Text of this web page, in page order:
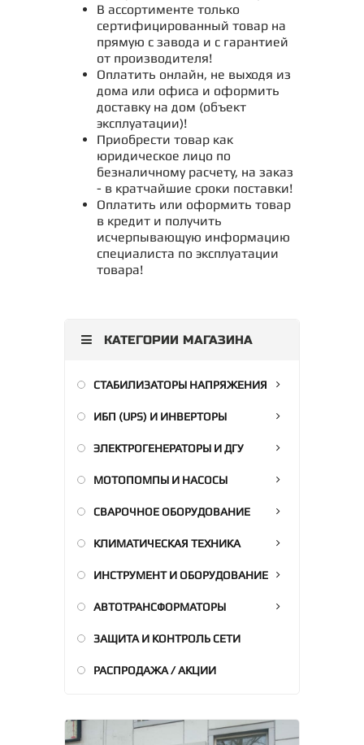
В ассортименте только
сертифицированный товар на
прямую с завода и с гарантией
от производителя!
Оплатить онлайн, не выходя из
дома или офиса и оформить
доставку на дом (объект
эксплуатации)!
Приобрести товар как
юридическое лицо по
безналичному расчету, на заказ
- в кратчайшие сроки поставки!
Оплатить или оформить товар
в кредит и получить
исчерпывающую информацию
специалиста по эксплуатации
товара!
КАТЕГОРИИ МАГАЗИНА
СТАБИЛИЗАТОРЫ НАПРЯЖЕНИЯ
ИБП (UPS) И ИНВЕРТОРЫ
ЭЛЕКТРОГЕНЕРАТОРЫ И ДГУ
МОТОПОМПЫ И НАСОСЫ
СВАРОЧНОЕ ОБОРУДОВАНИЕ
КЛИМАТИЧЕСКАЯ ТЕХНИКА
ИНСТРУМЕНТ И ОБОРУДОВАНИЕ
АВТОТРАНСФОРМАТОРЫ
ЗАЩИТА И КОНТРОЛЬ СЕТИ
РАСПРОДАЖА / АКЦИИ